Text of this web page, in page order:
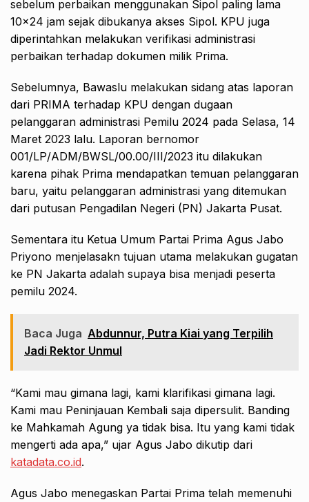
sebelum perbaikan menggunakan Sipol paling lama
10×24 jam sejak dibukanya akses Sipol. KPU juga
diperintahkan melakukan verifikasi administrasi
perbaikan terhadap dokumen milik Prima.
Sebelumnya, Bawaslu melakukan sidang atas laporan
dari PRIMA terhadap KPU dengan dugaan
pelanggaran administrasi Pemilu 2024 pada Selasa, 14
Maret 2023 lalu. Laporan bernomor
001/LP/ADM/BWSL/00.00/III/2023 itu dilakukan
karena pihak Prima mendapatkan temuan pelanggaran
baru, yaitu pelanggaran administrasi yang ditemukan
dari putusan Pengadilan Negeri (PN) Jakarta Pusat.
Sementara itu Ketua Umum Partai Prima Agus Jabo
Priyono menjelasakn tujuan utama melakukan gugatan
ke PN Jakarta adalah supaya bisa menjadi peserta
pemilu 2024.
Baca Juga Abdunnur, Putra Kiai yang Terpilih
Jadi Rektor Unmul
“Kami mau gimana lagi, kami klarifikasi gimana lagi.
Kami mau Peninjauan Kembali saja dipersulit. Banding
ke Mahkamah Agung ya tidak bisa. Itu yang kami tidak
mengerti ada apa,” ujar Agus Jabo dikutip dari
katadata.co.id.
Agus Jabo menegaskan Partai Prima telah memenuhi